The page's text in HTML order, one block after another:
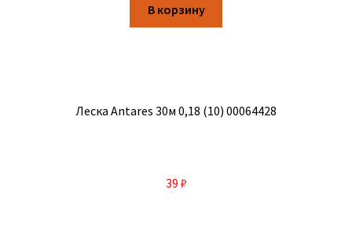
В корзину
Леска Antares 30м 0,18 (10) 00064428
39 ₽